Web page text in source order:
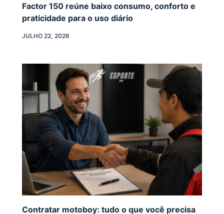
Factor 150 reúne baixo consumo, conforto e
praticidade para o uso diário
JULHO 22, 2026
Contratar motoboy: tudo o que você precisa